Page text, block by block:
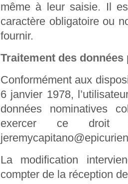
même à leur saisie. Il
caractère obligatoire ou
fournir.
Traitement des
Conformément aux
6 janvier 1978,
données nominatives
exercer ce droit
La modification
compter de la réception